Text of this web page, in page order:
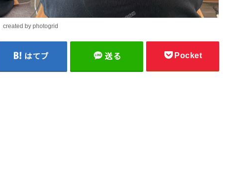
created by photogrid
はてブ 送る Pocket